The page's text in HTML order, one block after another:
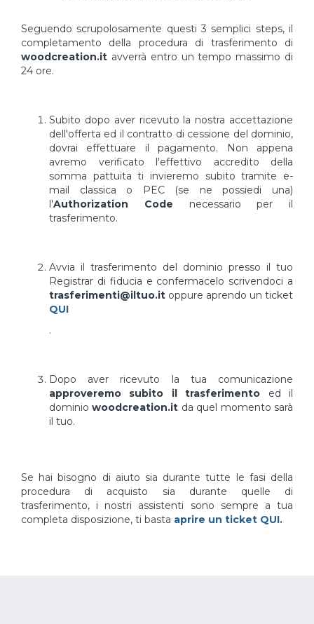
Seguendo scrupolosamente questi 3 semplici steps, il
completamento della procedura di trasferimento di
woodcreation.it avverrà entro un tempo massimo di
24 ore.
Subito dopo aver ricevuto la nostra accettazione
dell'offerta ed il contratto di cessione del dominio,
dovrai effettuare il pagamento. Non appena
avremo verificato l'effettivo accredito della
somma pattuita ti invieremo subito tramite e-
mail classica o PEC (se ne possiedi una)
l'Authorization Code necessario per il
trasferimento.
Avvia il trasferimento del dominio presso il tuo
Registrar di fiducia e confermacelo scrivendoci a
trasferimenti@iltuo.it oppure aprendo un ticket
QUI
.
Dopo aver ricevuto la tua comunicazione
approveremo subito il trasferimento ed il
dominiowoodcreation.it da quel momento sarà
il tuo.
Se hai bisogno di aiuto sia durante tutte le fasi della
procedura di acquisto sia durante quelle di
trasferimento, i nostri assistenti sono sempre a tua
completa disposizione, ti basta aprire un ticket QUI.